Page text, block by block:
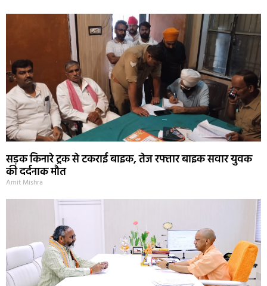
सड़क किनारे ट्रक से टकराई बाइक, तेज रफ्तार बाइक सवार युवक
की दर्दनाक मौत
Amit Mishra